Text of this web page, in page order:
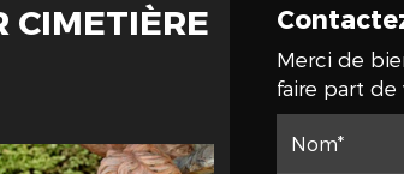
CIMETIÈRE
Merci de
faire part de